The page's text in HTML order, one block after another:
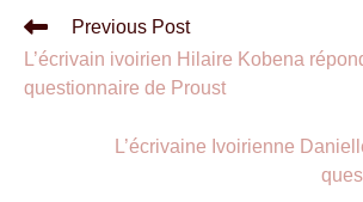
Previous Post
L’écrivain ivoirien Hilaire Kobena
questionnaire de Proust
L’écrivaine Ivoirienne